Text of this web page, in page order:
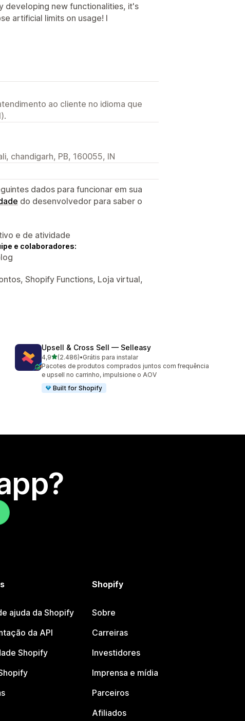
developing new functionalities, it's
artificial limits on usage! I
ao cliente no idioma que
chandigarh, PB, 160055, IN
dados para funcionar em sua
do desenvolvedor para saber o
e de atividade
e colaboradores:
Shopify Functions, Loja virtual,
Upsell & Cross Sell — Selleasy
4,9de 5 estrelas
(2.486)
2486 avaliações ao todo
•Grátis para instalar
Pacotes de produtos comprados juntos com frequência
e upsell no carrinho, impulsione o AOV
Built for Shopify
ajuda da Shopify
da API
Shopify
Shopify
Sobre
Carreiras
Investidores
Imprensa e mídia
Parceiros
Afiliados